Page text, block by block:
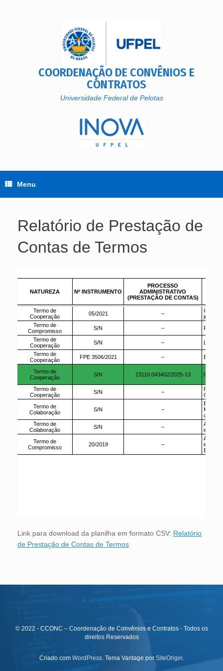
COORDENAÇÃO DE CONVÊNIOS E
CONTRATOS
Universidade Federal de Pelotas
Menu
Relatório de Prestação de
Contas de Termos
Link para download da planilha em formato CSV: Relatório
de Prestação de Contas de Termos
© 2022 - CCONC – Coordenação de Convênios e Contratos - Todos os
direitos Reservados
Criado com WordPress. Tema Vantage por SiteOrigin